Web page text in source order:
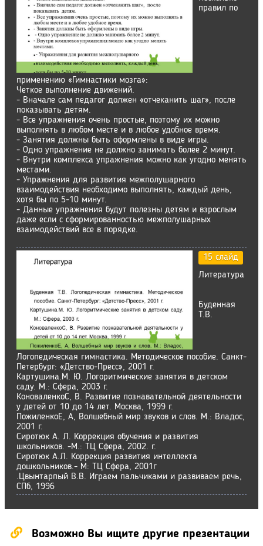
правил по
применению «Гимнастики мозга»:
Четкое выполнение движений.
- Вначале сам педагог должен «отчеканить шаг», после
показывать детям.
- Все упражнения очень простые, поэтому их можно
выполнять в любом месте и в любое удобное время.
- Занятия должны быть оформлены в виде игры.
- Одно упражнение не должно занимать более 2 минут.
- Внутри комплекса упражнения можно как угодно менять
местами.
- Упражнения для развития межполушарного
взаимодействия необходимо выполнять, каждый день,
хотя бы по 5-10 минут.
- Данные упражнения будут полезны детям и взрослым
даже если с сформированностью межполушарных
взаимодействий все в порядке.
15 слайд
Литература
Буденная
Т.В.
Логопедическая гимнастика. Методическое пособие. Санкт-
Петербург: «Детство-Пресс», 2001 г.
Картушина.М. Ю. Логоритмические занятия в детском
саду. М.: Сфера, 2003 г.
КоноваленкоС, В. Развитие познавательной деятельности
у детей от 10 до 14 лет. Москва, 1999 г.
ПожиленкоЕ, А, Волшебный мир звуков и слов. М.: Владос,
2001 г.
Сиротюк А. Л. Коррекция обучения и развития
школьников. -М.: ТЦ Сфера, 2002. г.
Сиротюк А.Л. Коррекция развития интеллекта
дошкольников.- М: ТЦ Сфера, 2001г
.Цвынтарпый В.В. Играем пальчиками и развиваем речь,
СПб, 1996
Возможно Вы ищите другие презентации